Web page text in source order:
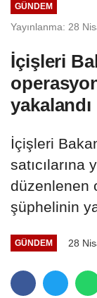
GÜNDEM
Yayınlanma: 28
İçişleri
yakalandı
İçişleri
düzenlenen
şüphelinin
GÜNDEM 28